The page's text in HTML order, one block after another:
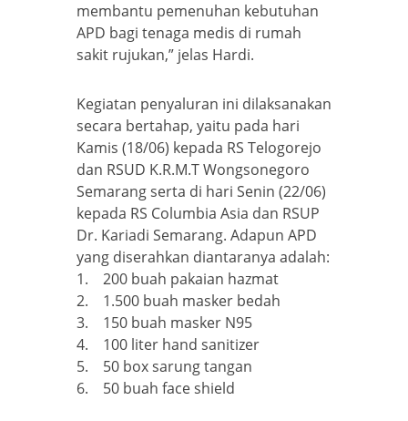
membantu pemenuhan kebutuhan
APD bagi tenaga medis di rumah
sakit rujukan,” jelas Hardi.
Kegiatan penyaluran ini dilaksanakan
secara bertahap, yaitu pada hari
Kamis (18/06) kepada RS Telogorejo
dan RSUD K.R.M.T Wongsonegoro
Semarang serta di hari Senin (22/06)
kepada RS Columbia Asia dan RSUP
Dr. Kariadi Semarang. Adapun APD
yang diserahkan diantaranya adalah:
1. 200 buah pakaian hazmat
2. 1.500 buah masker bedah
3. 150 buah masker N95
4. 100 liter hand sanitizer
5. 50 box sarung tangan
6. 50 buah face shield